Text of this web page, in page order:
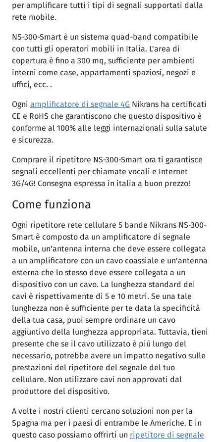
per amplificare tutti i tipi di segnali supportati dalla
rete mobile.
NS-300-Smart è un sistema quad-band compatibile
con tutti gli operatori mobili in Italia. L'area di
copertura è fino a 300 mq, sufficiente per ambienti
interni come case, appartamenti spaziosi, negozi e
uffici, ecc. .
Ogni amplificatore di segnale 4G Nikrans ha certificati
CE e RoHS che garantiscono che questo dispositivo è
conforme al 100% alle leggi internazionali sulla salute
e sicurezza.
Comprare il ripetitore NS-300-Smart ora ti garantisce
segnali eccellenti per chiamate vocali e Internet
3G/4G! Consegna espressa in italia a buon prezzo!
Come funziona
Ogni ripetitore rete cellulare 5 bande Nikrans NS-300-
Smart è composto da un amplificatore di segnale
mobile, un'antenna interna che deve essere collegata
a un amplificatore con un cavo coassiale e un'antenna
esterna che lo stesso deve essere collegata a un
dispositivo con un cavo. La lunghezza standard dei
cavi è rispettivamente di 5 e 10 metri. Se una tale
lunghezza non è sufficiente per te data la specificità
della tua casa, puoi sempre ordinare un cavo
aggiuntivo della lunghezza appropriata. Tuttavia, tieni
presente che se il cavo utilizzato è più lungo del
necessario, potrebbe avere un impatto negativo sulle
prestazioni del ripetitore del segnale del tuo
cellulare. Non utilizzare cavi non approvati dal
produttore del dispositivo.
A volte i nostri clienti cercano soluzioni non per la
Spagna ma per i paesi di entrambe le Americhe. E in
questo caso possiamo offrirti un ripetitore di segnale